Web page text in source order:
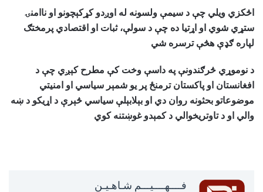
اڅکزي ویلي چې د سیمې ولسونه له اوږدو کړکېچونو او ناامنۍ
ستړي شوي او اړتیا ده چې د سولې، ثبات او اقتصادي پرمختګ
لپاره ګډې هڅې ترسره شي
د نوموړي څرګندونې په داسې وخت کې مطرح کېږي چې د
افغانستان او پاکستان ترمنځ پر یو شمېر سیاسي او امنیتي
موضوعاتو بحثونه روان دي او بېلابېلې سیاسي څېرې د اړیکو د ښه
والي او د تاوتریخوالي د کمېدو غوښتنه کوي
فــــهــــيـــم شـاهـیـن‎‎